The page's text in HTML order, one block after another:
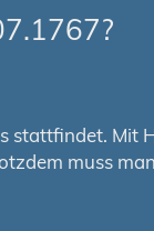
stattfindet. Mit
muss